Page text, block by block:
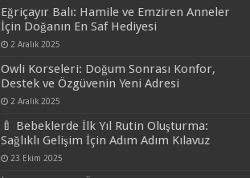
Eğriçayır Balı: Hamile ve Emziren Anneler
İçin Doğanın En Saf Hediyesi
2 Aralık 2025
Owli Korseleri: Doğum Sonrası Konfor,
Destek ve Özgüvenin Yeni Adresi
2 Aralık 2025
🍼 Bebeklerde İlk Yıl Rutin Oluşturma:
Sağlıklı Gelişim İçin Adım Adım Kılavuz
23 Ekim 2025